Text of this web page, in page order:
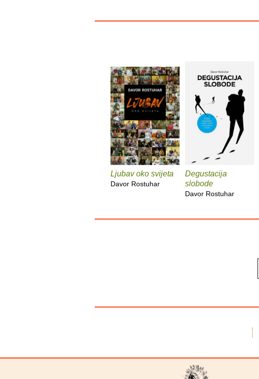
Ljubav oko svijeta
Davor Rostuhar
Degustacija
slobode
Davor Rostuhar